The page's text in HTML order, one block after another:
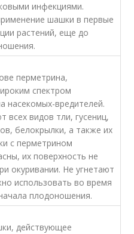
инфекциями.
шашки в первые
растений, еще до
перметрина,
спектром
насекомых-вредителей.
всех видов тли, гусениц,
белокрылки, а также их
с перметрином
их поверхность не
окуривании. Не угнетают
использовать во время
плодоношения.
действующее